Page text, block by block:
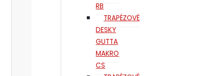
RB
TRAPÉZOVÉ
DESKY
GUTTA
MAKRO
CS